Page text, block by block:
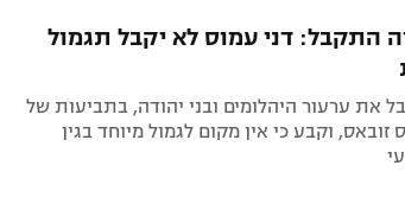
ליגות נוספות
התקבל: דני עמוס לא יקבל תגמול
את ערעור היהלומים ובני יהודה, בתביעות של
זובאס, וקבע כי אין מקום לגמול מיוחד בגין